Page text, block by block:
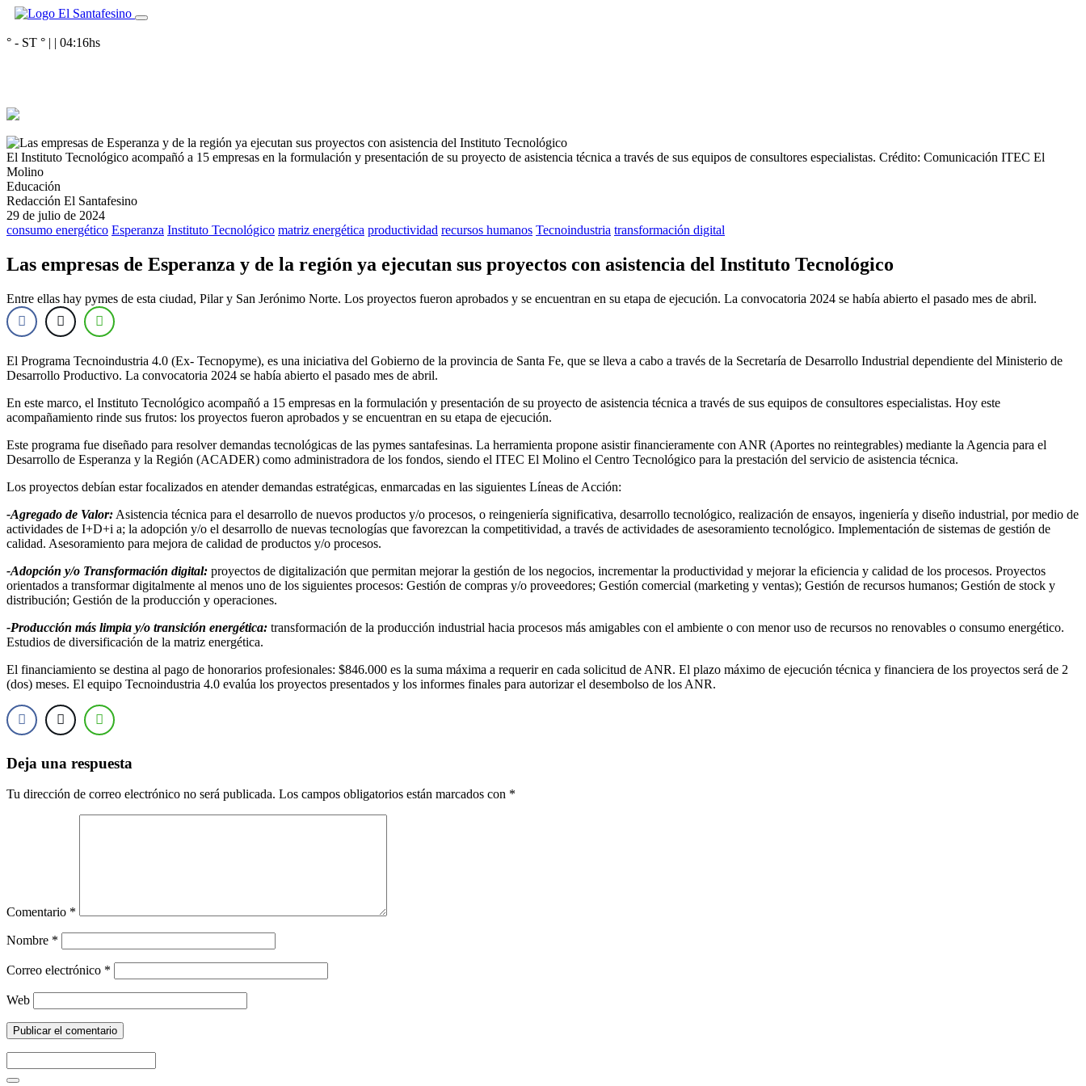
° - ST ° | | 04:16hs
El Instituto Tecnológico acompañó a 15 empresas en la formulación y presentación de su proyecto de asistencia técnica a través de sus equipos de consultores especialistas. Crédito: Comunicación ITEC El
Molino
Educación
Redacción El Santafesino
29 de julio de 2024
consumo energético Esperanza Instituto Tecnológico matriz energética productividad recursos humanos Tecnoindustria transformación digital
Las empresas de Esperanza y de la región ya ejecutan sus proyectos con asistencia del Instituto Tecnológico
Entre ellas hay pymes de esta ciudad, Pilar y San Jerónimo Norte. Los proyectos fueron aprobados y se encuentran en su etapa de ejecución. La convocatoria 2024 se había abierto el pasado mes de abril.
El Programa Tecnoindustria 4.0 (Ex- Tecnopyme), es una iniciativa del Gobierno de la provincia de Santa Fe, que se lleva a cabo a través de la Secretaría de Desarrollo Industrial dependiente del Ministerio de
Desarrollo Productivo. La convocatoria 2024 se había abierto el pasado mes de abril.
En este marco, el Instituto Tecnológico acompañó a 15 empresas en la formulación y presentación de su proyecto de asistencia técnica a través de sus equipos de consultores especialistas. Hoy este
acompañamiento rinde sus frutos: los proyectos fueron aprobados y se encuentran en su etapa de ejecución.
Este programa fue diseñado para resolver demandas tecnológicas de las pymes santafesinas. La herramienta propone asistir financieramente con ANR (Aportes no reintegrables) mediante la Agencia para el
Desarrollo de Esperanza y la Región (ACADER) como administradora de los fondos, siendo el ITEC El Molino el Centro Tecnológico para la prestación del servicio de asistencia técnica.
Los proyectos debían estar focalizados en atender demandas estratégicas, enmarcadas en las siguientes Líneas de Acción:
-Agregado de Valor: Asistencia técnica para el desarrollo de nuevos productos y/o procesos, o reingeniería significativa, desarrollo tecnológico, realización de ensayos, ingeniería y diseño industrial, por medio de
actividades de I+D+i a; la adopción y/o el desarrollo de nuevas tecnologías que favorezcan la competitividad, a través de actividades de asesoramiento tecnológico. Implementación de sistemas de gestión de
calidad. Asesoramiento para mejora de calidad de productos y/o procesos.
-Adopción y/o Transformación digital: proyectos de digitalización que permitan mejorar la gestión de los negocios, incrementar la productividad y mejorar la eficiencia y calidad de los procesos. Proyectos
orientados a transformar digitalmente al menos uno de los siguientes procesos: Gestión de compras y/o proveedores; Gestión comercial (marketing y ventas); Gestión de recursos humanos; Gestión de stock y
distribución; Gestión de la producción y operaciones.
-Producción más limpia y/o transición energética: transformación de la producción industrial hacia procesos más amigables con el ambiente o con menor uso de recursos no renovables o consumo energético.
Estudios de diversificación de la matriz energética.
El financiamiento se destina al pago de honorarios profesionales: $846.000 es la suma máxima a requerir en cada solicitud de ANR. El plazo máximo de ejecución técnica y financiera de los proyectos será de 2
(dos) meses. El equipo Tecnoindustria 4.0 evalúa los proyectos presentados y los informes finales para autorizar el desembolso de los ANR.
Deja una respuesta
Tu dirección de correo electrónico no será publicada. Los campos obligatorios están marcados con *
Comentario *
Nombre *
Correo electrónico *
Web